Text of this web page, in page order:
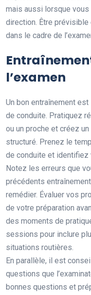
mais aussi lorsque
direction. Être
dans le cadre de
l’examen
Un bon entraînement
de conduite. Pratiquez
ou un proche et créez
structuré. Prenez le
de conduite et identifiez
Notez les erreurs que
précédents
remédier. Évaluer vos
de votre préparation
des moments de
sessions pour inclure
situations routières.
En parallèle, il est
questions que
bonnes questions et